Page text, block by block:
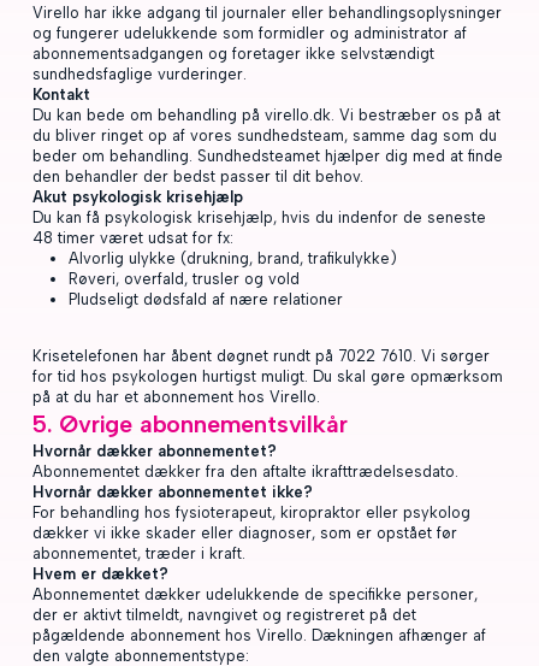
Virello har ikke adgang til journaler eller behandlingsoplysninger
og fungerer udelukkende som formidler og administrator af
abonnementsadgangen og foretager ikke selvstændigt
sundhedsfaglige vurderinger.
Kontakt
Du kan bede om behandling på virello.dk. Vi bestræber os på at
du bliver ringet op af vores sundhedsteam, samme dag som du
beder om behandling. Sundhedsteamet hjælper dig med at finde
den behandler der bedst passer til dit behov.
Akut psykologisk krisehjælp
Du kan få psykologisk krisehjælp, hvis du indenfor de seneste
48 timer været udsat for fx:
Alvorlig ulykke (drukning, brand, trafikulykke)
Røveri, overfald, trusler og vold
Pludseligt dødsfald af nære relationer
Krisetelefonen har åbent døgnet rundt på 7022 7610. Vi sørger
for tid hos psykologen hurtigst muligt. Du skal gøre opmærksom
på at du har et abonnement hos Virello.
5. Øvrige abonnementsvilkår
Hvornår dækker abonnementet?
Abonnementet dækker fra den aftalte ikrafttrædelsesdato.
Hvornår dækker abonnementet ikke?
For behandling hos fysioterapeut, kiropraktor eller psykolog
dækker vi ikke skader eller diagnoser, som er opstået før
abonnementet, træder i kraft.
Hvem er dækket?
Abonnementet dækker udelukkende de specifikke personer,
der er aktivt tilmeldt, navngivet og registreret på det
pågældende abonnement hos Virello. Dækningen afhænger af
den valgte abonnementstype: